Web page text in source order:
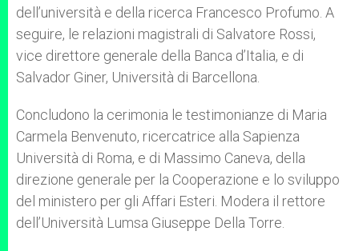
dell’università e della ricerca Francesco Profumo. A
seguire, le relazioni magistrali di Salvatore Rossi,
vice direttore generale della Banca d’Italia, e di
Salvador Giner, Università di Barcellona.
Concludono la cerimonia le testimonianze di Maria
Carmela Benvenuto, ricercatrice alla Sapienza
Università di Roma, e di Massimo Caneva, della
direzione generale per la Cooperazione e lo sviluppo
del ministero per gli Affari Esteri. Modera il rettore
dell’Università Lumsa Giuseppe Della Torre.